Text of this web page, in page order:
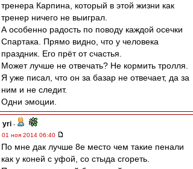
тренера Карпина, который в этой жизни как
тренер ничего не выиграл.
А особенно радость по поводу каждой осечки
Спартака. Прямо видно, что у человека
праздник. Его прёт от счастья.
Может лучше не отвечать? Не кормить тролля.
Я уже писал, что он за базар не отвечает, да за
ним и не следит.
Одни эмоции.
yri -
01 ноя 2014 06:40
По мне дак лучше 8е место чем такие пенали
как у коней с уфой, со стыда сгореть.